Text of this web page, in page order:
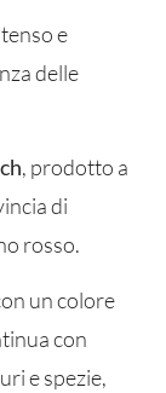
e
delle
, prodotto a
di
rosso.
un colore
con
e spezie,